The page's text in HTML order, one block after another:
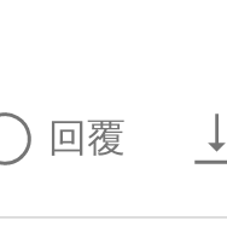
回覆